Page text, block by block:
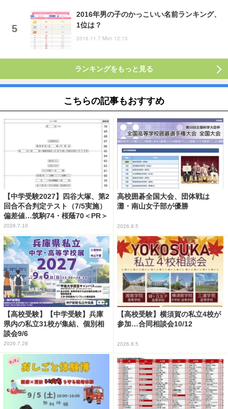
2016年男の子のかっこいい名前ランキング、
1位は？
2016.11.7 Mon 12:15
ランキングをもっと見る
こちらの記事もおすすめ
【中学受験2027】四谷大塚、第2
回合不合判定テスト（7/5実施）
偏差値…筑駒74・桜蔭70＜PR＞
2026.7.10
高校囲碁全国大会、団体戦は
灘・南山女子部が優勝
2026.8.5
【高校受験】【中学受験】兵庫
県内の私立31校が集結、個別相
談会9/6
2026.7.28
【高校受験】横須賀の私立4校が
参加…合同相談会10/12
2026.8.5